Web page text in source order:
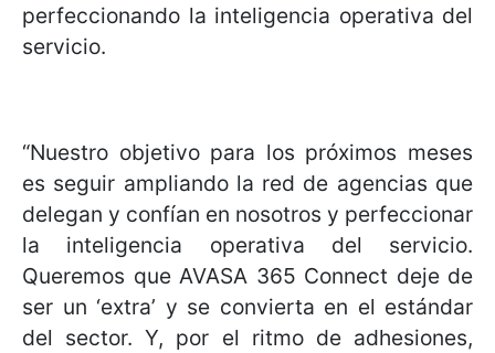
perfeccionando la inteligencia operativa del
servicio.
“Nuestro objetivo para los próximos meses
es seguir ampliando la red de agencias que
delegan y confían en nosotros y perfeccionar
la inteligencia operativa del servicio.
Queremos que AVASA 365 Connect deje de
ser un ‘extra’ y se convierta en el estándar
del sector. Y, por el ritmo de adhesiones,